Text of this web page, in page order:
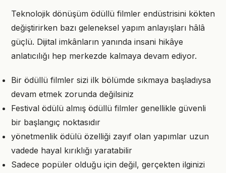
Teknolojik dönüşüm ödüllü filmler endüstrisini kökten
değiştirirken bazı geleneksel yapım anlayışları hâlâ
güçlü. Dijital imkânların yanında insani hikâye
anlatıcılığı hep merkezde kalmaya devam ediyor.
Bir ödüllü filmler sizi ilk bölümde sıkmaya başladıysa
devam etmek zorunda değilsiniz
Festival ödülü almış ödüllü filmler genellikle güvenli
bir başlangıç noktasıdır
yönetmenlik ödülü özelliği zayıf olan yapımlar uzun
vadede hayal kırıklığı yaratabilir
Sadece popüler olduğu için değil, gerçekten ilginizi